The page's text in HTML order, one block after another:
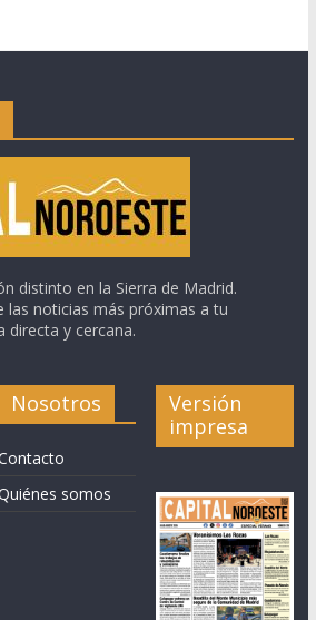
distinto en la Sierra de Madrid.
las noticias más próximas a tu
directa y cercana.
Nosotros
somos
Versión
impresa